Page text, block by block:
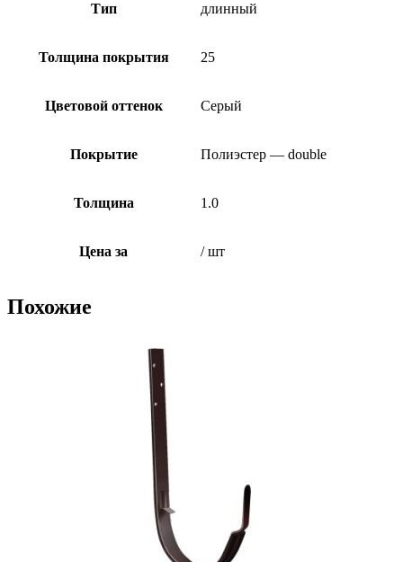
Тип длинный
Толщина покрытия 25
Цветовой оттенок Серый
Покрытие Полиэстер — double
Толщина 1.0
Цена за / шт
Похожие